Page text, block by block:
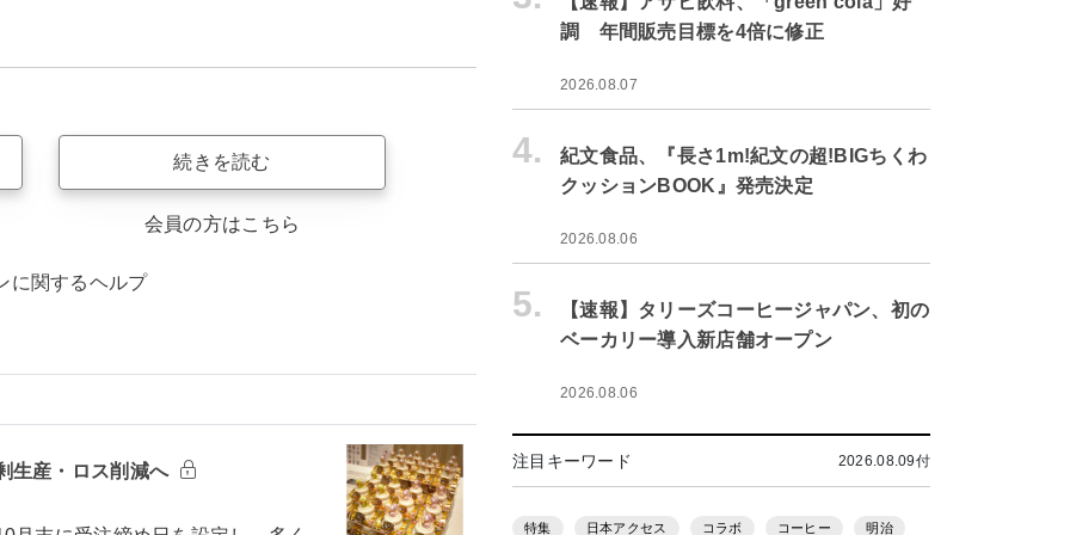
続きを読む
会員の方はこちら
に関するヘルプ
生産・ロス削減へ
調 年間販売目標を4倍に修正
2026.08.07
4.
紀文食品、『長さ1m!紀文の超!BIGちくわ
クッションBOOK』発売決定
2026.08.06
5.
【速報】タリーズコーヒージャパン、初の
ベーカリー導入新店舗オープン
2026.08.06
注目キーワード 2026.08.09付
特集 日本アクセス コラボ コーヒー 明治